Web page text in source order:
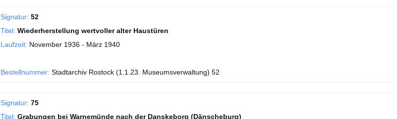
Signatur: 52
Titel: Wiederherstellung wertvoller alter Haustüren
Laufzeit: November 1936 - März 1940
Bestellnummer: Stadtarchiv Rostock (1.1.23. Museumsverwaltung) 52
Signatur: 75
Titel: Grabungen bei Warnemünde nach der Danskeborg (Dänscheburg)